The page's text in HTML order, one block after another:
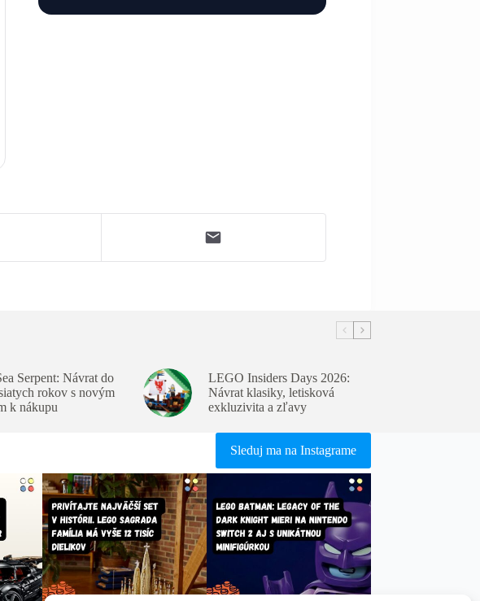
Serpent: Návrat do
rokov s novým
k nákupu
LEGO Insiders Days 2026:
Návrat klasiky, letisková
exkluzivita a zľavy
Sleduj ma na Instagrame